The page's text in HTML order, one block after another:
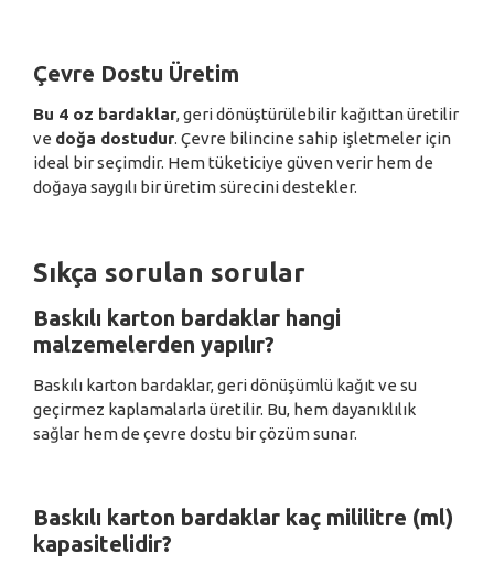
Çevre Dostu Üretim
Bu 4 oz bardaklar, geri dönüştürülebilir kağıttan üretilir
ve doğa dostudur. Çevre bilincine sahip işletmeler için
ideal bir seçimdir. Hem tüketiciye güven verir hem de
doğaya saygılı bir üretim sürecini destekler.
Sıkça sorulan sorular
Baskılı karton bardaklar hangi
malzemelerden yapılır?
Baskılı karton bardaklar, geri dönüşümlü kağıt ve su
geçirmez kaplamalarla üretilir. Bu, hem dayanıklılık
sağlar hem de çevre dostu bir çözüm sunar.
Baskılı karton bardaklar kaç mililitre (ml)
kapasitelidir?